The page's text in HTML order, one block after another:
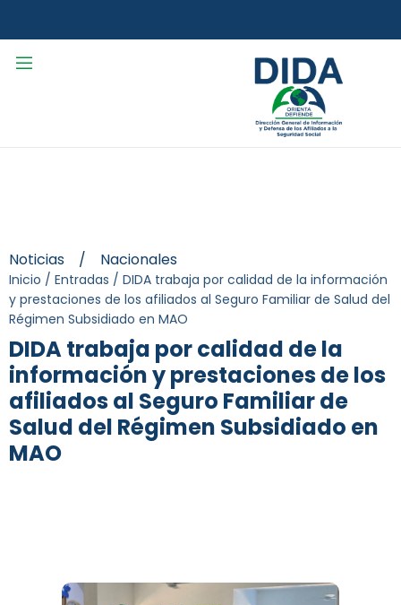
Noticias / Nacionales
Inicio / Entradas / DIDA trabaja por calidad de la información
y prestaciones de los afiliados al Seguro Familiar de Salud del
Régimen Subsidiado en MAO
DIDA trabaja por calidad de la
información y prestaciones de los
afiliados al Seguro Familiar de
Salud del Régimen Subsidiado en
MAO